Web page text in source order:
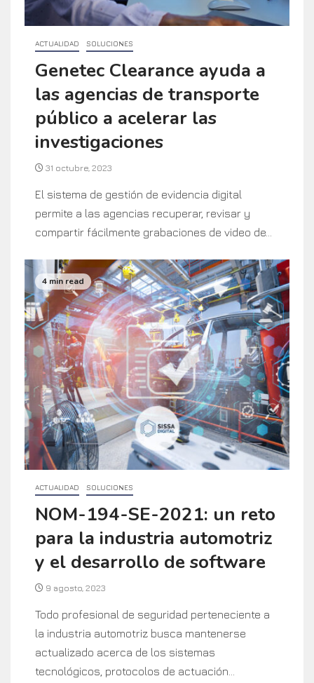
ACTUALIDAD SOLUCIONES
Genetec Clearance ayuda a
las agencias de transporte
público a acelerar las
investigaciones
31 octubre, 2023
El sistema de gestión de evidencia digital
permite a las agencias recuperar, revisar y
compartir fácilmente grabaciones de video de...
4 min read
ACTUALIDAD SOLUCIONES
NOM-194-SE-2021: un reto
para la industria automotriz
y el desarrollo de software
9 agosto, 2023
Todo profesional de seguridad perteneciente a
la industria automotriz busca mantenerse
actualizado acerca de los sistemas
tecnológicos, protocolos de actuación...